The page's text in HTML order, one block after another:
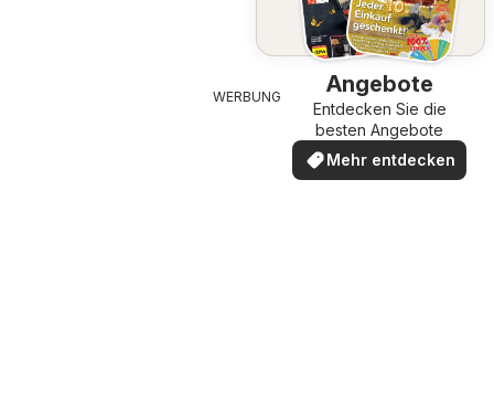
Angebote
Entdecken Sie die
besten Angebote
Mehr entdecken
WERBUNG